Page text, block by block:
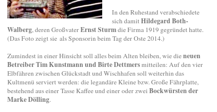
In den Ruhestand verabschiedete
sich damitHildegard Both-
Walberg, deren GroßvaterErnst Sturmdie Firma 1919 gegründet hatte.
(Das Foto zeigt sie als Sponsorin beim Tag der Oste 2014.)
Zumindest in einer Hinsicht soll alles beim Alten bleiben, wie dieneuen
Betreiber Tim Kunstmann und Birte Dettmersmitteilen: Auf den vier
Elbfähren zwischen Glückstadt und Wischhafen soll weiterhin das
Kultmenü serviert werden: die legandäre Kleine bzw. Große Fährplatte,
bestehend aus einer Tasse Kaffee und einer oder zwei Bockwürsten der
Marke Dölling.